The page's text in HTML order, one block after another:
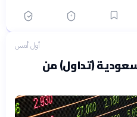
أول أمس
(تداول) من